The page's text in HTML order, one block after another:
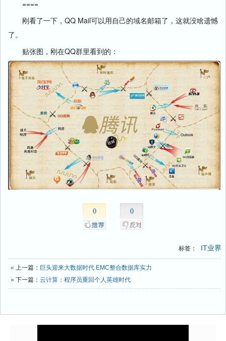
====
刚看了一下，QQ Mail可以用自己的域名邮箱了，这就没啥遗憾
了。
贴张图，刚在QQ群里看到的：
0 0
标签： IT业界
« 上一篇： 巨头迎来大数据时代 EMC整合数据库实力
» 下一篇： 云计算：程序员重回个人英雄时代